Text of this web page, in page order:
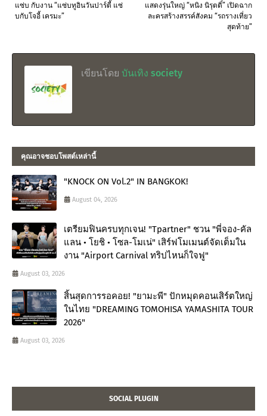
แสดงรุ่นใหญ่ “หนิง นิรุตติ์” เปิดฉาก
ละครสร้างสรรค์สังคม “รถรางเที่ยว
สุดท้าย”
แซ่บ กับงาน “แซ่บทูอินวันปาร์ตี้ แซ่
บกับโจอี้ เครมะ”
เขียนโดย บันเทิง society
คุณอาจชอบโพสต์เหล่านี้
"KNOCK ON Vol.2" IN BANGKOK!
August 04, 2026
เตรียมฟินครบทุกเจน! "Tpartner" ชวน "พี่จอง-คัล
แลน • โยชิ • โซล-โมเน่" เสิร์ฟโมเมนต์จัดเต็มใน
งาน "Airport Carnival ทริปไหนก็ใจฟู"
August 03, 2026
สิ้นสุดการรอคอย! "ยามะพี" ปักหมุดคอนเสิร์ตใหญ่
ในไทย "DREAMING TOMOHISA YAMASHITA TOUR
2026"
August 03, 2026
SOCIAL PLUGIN